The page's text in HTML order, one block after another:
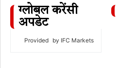
ग्लोबल करेंसी
अपडेट
Provided by IFC Markets